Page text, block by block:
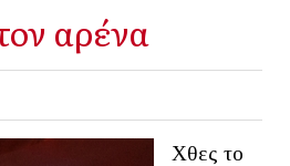
αρένα
Χθες το